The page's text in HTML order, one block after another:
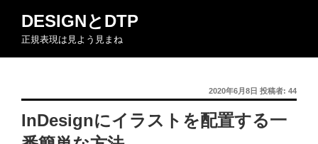
ン
DESIGNとDTP
正規表現は見よう見まね
投
稿
日:
2020年6月8日 投稿者: 44
InDesignにイラストを配置する一